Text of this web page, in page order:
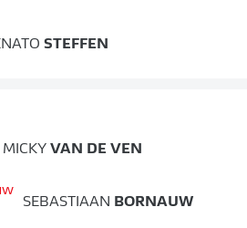
STEFFEN
MICKY VAN DE VEN
SEBASTIAAN BORNAUW